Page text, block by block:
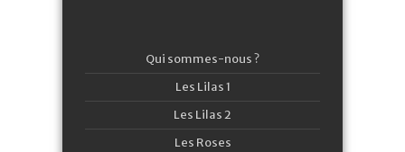
Qui sommes-nous ?
Les Lilas 1
Les Lilas 2
Les Roses